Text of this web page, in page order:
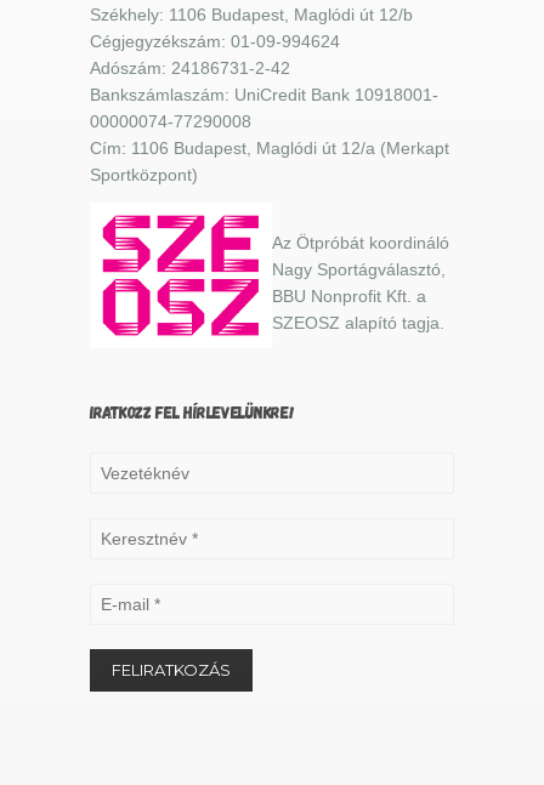
Székhely: 1106 Budapest, Maglódi út 12/b
Cégjegyzékszám: 01-09-994624
Adószám: 24186731-2-42
Bankszámlaszám: UniCredit Bank 10918001-
00000074-77290008
Cím: 1106 Budapest, Maglódi út 12/a (Merkapt
Sportközpont)
Az Ötpróbát koordináló
Nagy Sportágválasztó,
BBU Nonprofit Kft. a
SZEOSZ alapító tagja.
IRATKOZZ FEL HÍRLEVELÜNKRE!